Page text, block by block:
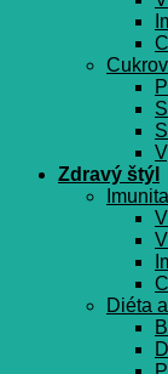
Zdravý štýl
Diéta